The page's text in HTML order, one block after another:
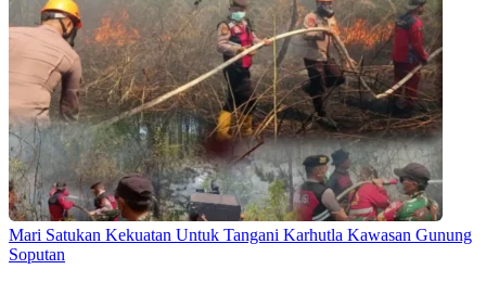
Mari Satukan Kekuatan Untuk Tangani Karhutla Kawasan Gunung
Soputan